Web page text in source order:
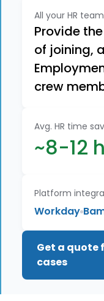
All your HR
Provide
of joining,
crew
Avg. HR time
~8-12
Platform
Workday
Get a quote
cases